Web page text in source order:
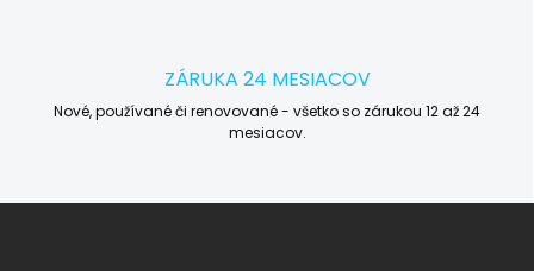
ZÁRUKA 24 MESIACOV
Nové, používané či renovované - všetko so zárukou 12 až 24
mesiacov.